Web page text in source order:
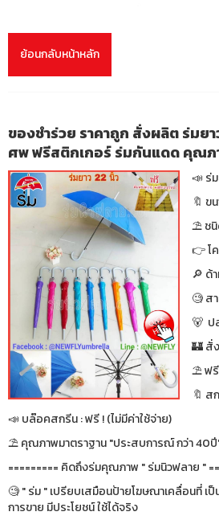
ย้อนกลับหน้าหลัก
ของชำร่วย ราคาถูก สั่งผลิต ร่มย
ศพ ฟรีสติกเกอร์ ร่มกันแดด คุณภ
📣 ร่
🔖 ข
⛱ ชนิ
👉 โ
🔎 ด้
🧐 ส
🐻 ป
🏰 สั่
⛱ ฟรี
🔖 ส
📣 บล๊อคสกรีน : ฟรี ! (ไม่มีค่าใช้จ่าย)
⛱ คุณภาพมาตราฐาน "ประสบการณ์ กว่า 40
========= คิดถึงร่มคุณภาพ " ร่มนิวฟลาย "
🧐 " ร่ม " เปรียบเสมือนป้ายโฆษณาเคลื่อนที่ เ
การขาย มีประโยชน์ ใช้ได้จริง